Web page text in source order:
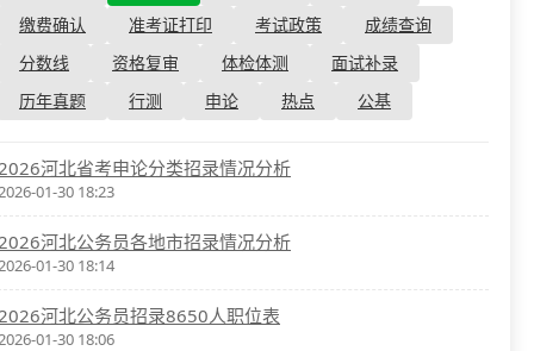
资格复审
面试补录
历年真题
国企/银行考试
缴费确认
准考证打印 考试政策
成绩查询
分数线
资格复审 体检体测
面试补录
历年真题
行测 申论 热点 公基
河北省考申论分类招录情况分析
01-30 18:23
河北公务员各地市招录情况分析
01-30 18:14
河北公务员招录8650人职位表
01-30 18:06